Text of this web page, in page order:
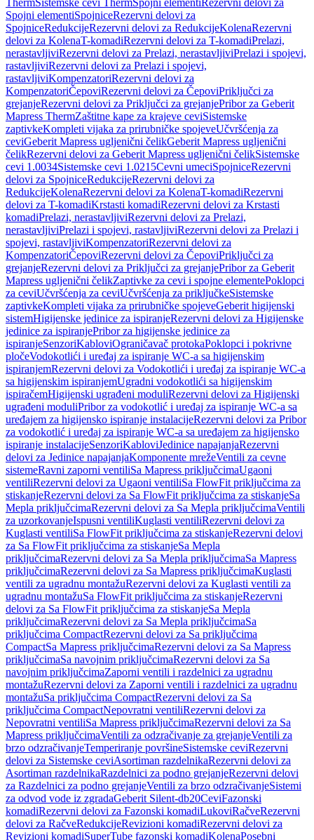
ThermSistemske cevi ThermSpojni elementi Rezervni delovi za
Spojni elementiSpojniceRezervni delovi za
SpojniceRedukcijeRezervni delovi za RedukcijeKolenaRezervni
delovi za KolenaT-komadiRezervni delovi za T-komadiPrelazi,
nerastavljiviRezervni delovi za Prelazi, nerastavljiviPrelazi i spojevi,
rastavljiviRezervni delovi za Prelazi i spojevi,
rastavljiviKompenzatoriRezervni delovi za
KompenzatoriČepoviRezervni delovi za ČepoviPriključci za
grejanjeRezervni delovi za Priključci za grejanjePribor za Geberit
Mapress ThermZaštitne kape za krajeve ceviSistemske
zaptivkeKompleti vijaka za prirubničke spojeveUčvršćenja za
ceviGeberit Mapress ugljenični čelikGeberit Mapress ugljenični
čelikRezervni delovi za Geberit Mapress ugljenični čelikSistemske
cevi 1.0034Sistemske cevi 1.0215Cevni umeciSpojniceRezervni
delovi za SpojniceRedukcijeRezervni delovi za
RedukcijeKolenaRezervni delovi za KolenaT-komadiRezervni
delovi za T-komadiKrstasti komadiRezervni delovi za Krstasti
komadiPrelazi, nerastavljiviRezervni delovi za Prelazi,
nerastavljiviPrelazi i spojevi, rastavljiviRezervni delovi za Prelazi i
spojevi, rastavljiviKompenzatoriRezervni delovi za
KompenzatoriČepoviRezervni delovi za ČepoviPriključci za
grejanjeRezervni delovi za Priključci za grejanjePribor za Geberit
Mapress ugljenični čelikZaptivke za cevi i spojne elementePoklopci
za ceviUčvršćenja za ceviUčvršćenja za priključkeSistemske
zaptivkeKompleti vijaka za prirubničke spojeveGeberit higijenski
sistemHigijenske jedinice za ispiranjeRezervni delovi za Higijenske
jedinice za ispiranjePribor za higijenske jedinice za
ispiranjeSenzoriKabloviOgraničavač protokaPoklopci i pokrivne
pločeVodokotlići i uređaj za ispiranje WC-a sa higijenskim
ispiranjemRezervni delovi za Vodokotlići i uređaj za ispiranje WC-a
sa higijenskim ispiranjemUgradni vodokotlići sa higijenskim
ispiračemHigijenski ugrađeni moduliRezervni delovi za Higijenski
ugrađeni moduliPribor za vodokotlić i uređaj za ispiranje WC-a sa
uređajem za higijensko ispiranje instalacijeRezervni delovi za Pribor
za vodokotlić i uređaj za ispiranje WC-a sa uređajem za higijensko
ispiranje instalacijeSenzoriKabloviJedinice napajanjaRezervni
delovi za Jedinice napajanjaKomponente mrežeVentili za cevne
sistemeRavni zaporni ventiliSa Mapress priključcimaUgaoni
ventiliRezervni delovi za Ugaoni ventiliSa FlowFit priključcima za
stiskanjeRezervni delovi za Sa FlowFit priključcima za stiskanjeSa
Mepla priključcimaRezervni delovi za Sa Mepla priključcimaVentili
za uzorkovanjeIspusni ventiliKuglasti ventiliRezervni delovi za
Kuglasti ventiliSa FlowFit priključcima za stiskanjeRezervni delovi
za Sa FlowFit priključcima za stiskanjeSa Mepla
priključcimaRezervni delovi za Sa Mepla priključcimaSa Mapress
priključcimaRezervni delovi za Sa Mapress priključcimaKuglasti
ventili za ugradnu montažuRezervni delovi za Kuglasti ventili za
ugradnu montažuSa FlowFit priključcima za stiskanjeRezervni
delovi za Sa FlowFit priključcima za stiskanjeSa Mepla
priključcimaRezervni delovi za Sa Mepla priključcimaSa
priključcima CompactRezervni delovi za Sa priključcima
CompactSa Mapress priključcimaRezervni delovi za Sa Mapress
priključcimaSa navojnim priključcimaRezervni delovi za Sa
navojnim priključcimaZaporni ventili i razdelnici za ugradnu
montažuRezervni delovi za Zaporni ventili i razdelnici za ugradnu
montažuSa priključcima CompactRezervni delovi za Sa
priključcima CompactNepovratni ventiliRezervni delovi za
Nepovratni ventiliSa Mapress priključcimaRezervni delovi za Sa
Mapress priključcimaVentili za odzračivanje za grejanjeVentili za
brzo odzračivanjeTemperiranje površineSistemske ceviRezervni
delovi za Sistemske ceviAsortiman razdelnikaRezervni delovi za
Asortiman razdelnikaRazdelnici za podno grejanjeRezervni delovi
za Razdelnici za podno grejanjeVentili za brzo odzračivanjeSistemi
za odvod vode iz zgradaGeberit Silent-db20CeviFazonski
komadiRezervni delovi za Fazonski komadiLukoviRačveRezervni
delovi za RačveRedukcijeRevizioni komadiRezervni delovi za
Revizioni komadiSuperTube fazonski komadiKolenaPosebni